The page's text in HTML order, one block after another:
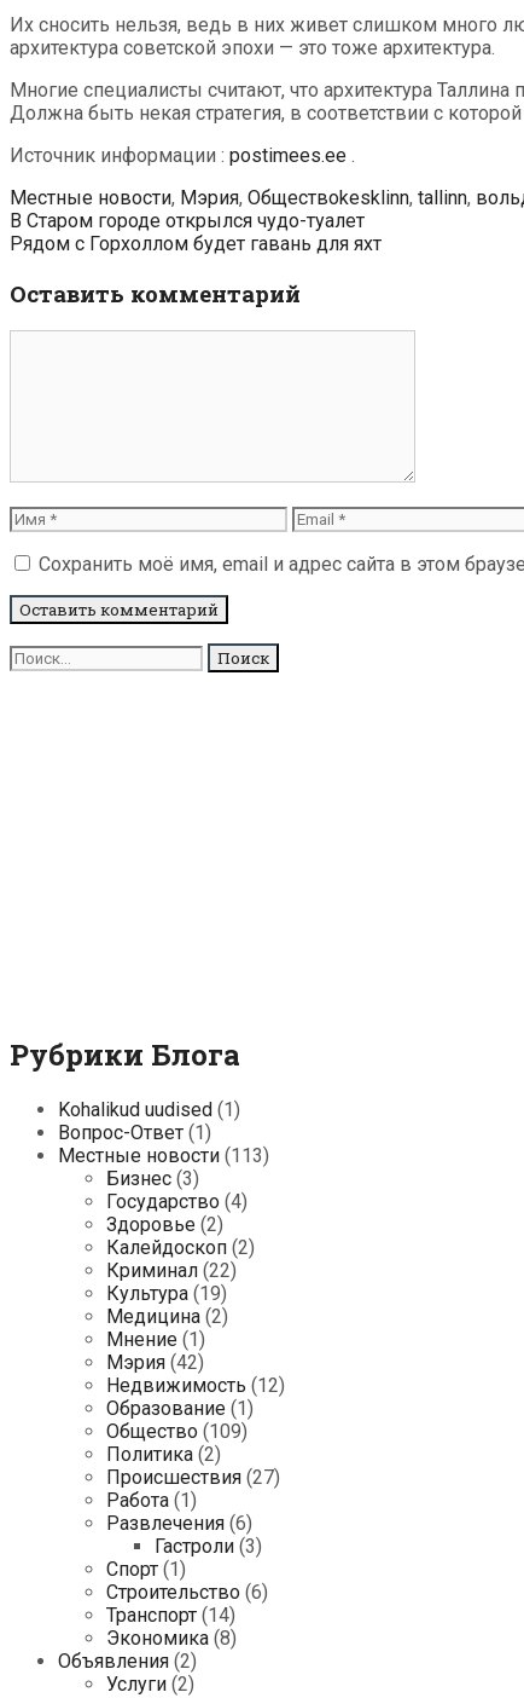
Их сносить нельзя, ведь в них живет слишком много
архитектура советской эпохи — это тоже архитектура.
Многие специалисты считают, что архитектура
Должна быть некая стратегия, в соответствии с
Источник информации : postimees.ee .
Рубрики
Местные новости, Мэрия, ОбществоМетки
kesklinn, tallinn,
Навигация
по
В Старом городе открылся чудо-туалет
Рядом с Горхоллом будет гавань для яхт
Оставить комментарий
Имя Email
Сохранить моё имя, email и адрес сайта в этом
Поиск
для:
Рубрики Блога
Kohalikud uudised (1)
Вопрос-Ответ (1)
Местные новости (113)
Бизнес (3)
Государство (4)
Здоровье (2)
Калейдоскоп (2)
Криминал (22)
Культура (19)
Медицина (2)
Мнение (1)
Мэрия (42)
Недвижимость (12)
Образование (1)
Общество (109)
Политика (2)
Происшествия (27)
Работа (1)
Развлечения (6)
Гастроли (3)
Спорт (1)
Строительство (6)
Транспорт (14)
Экономика (8)
Объявления (2)
Услуги (2)